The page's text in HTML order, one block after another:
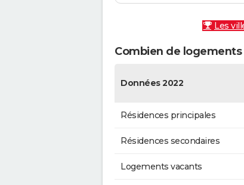
Les
Combien de
Données 2022
Résidences principales
Résidences secondaires
Logements vacants